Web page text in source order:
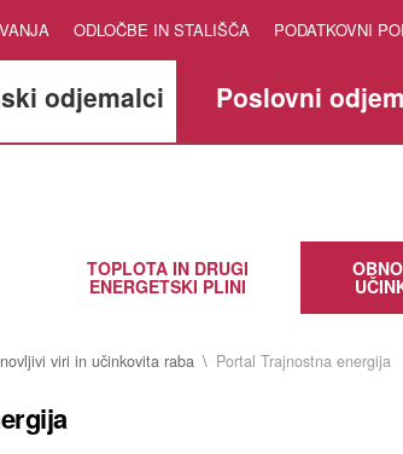
ODLOČBE IN STALIŠČA PODATKOVNI
odjemalci Poslovni
TOPLOTA IN DRUGI
ENERGETSKI PLINI
viri in učinkovita raba Portal Trajnostna energija